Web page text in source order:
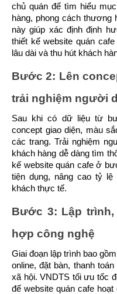
chủ quán để tìm hiểu
hàng, phong cách thương
này giúp xác định định
thiết kế website quán
lâu dài và thu hút khách
Bước 2: Lên
trải nghiệm người
Sau khi có dữ liệu từ
concept giao diện, màu
các trang. Trải nghiệm
khách hàng dễ dàng tìm
kế website quán cafe ở
tiện dụng, nâng cao tỷ
khách thực tế.
Bước 3: Lập
hợp công nghệ
Giai đoạn lập trình bao
online, đặt bàn, thanh
xã hội. VNDTS tối ưu tốc
để website quán cafe